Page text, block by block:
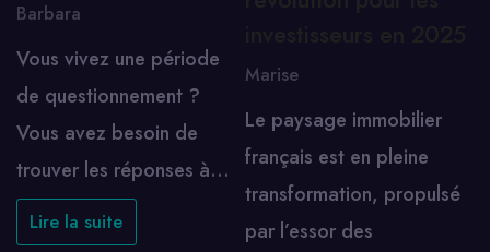
Barbara
Vous vivez une période
de questionnement ?
Vous avez besoin de
trouver les réponses à…
Lire la suite
Marise
Le paysage immobilier
français est en pleine
transformation, propulsé
par l’essor des